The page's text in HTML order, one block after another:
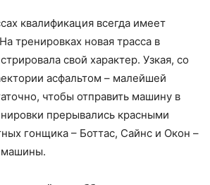
квалификация всегда имеет
тренировках новая трасса в
свой характер. Узкая, со
асфальтом – малейшей
чтобы отправить машину в
прерывались красными
гонщика – Боттас, Сайнс и Окон –
машины.